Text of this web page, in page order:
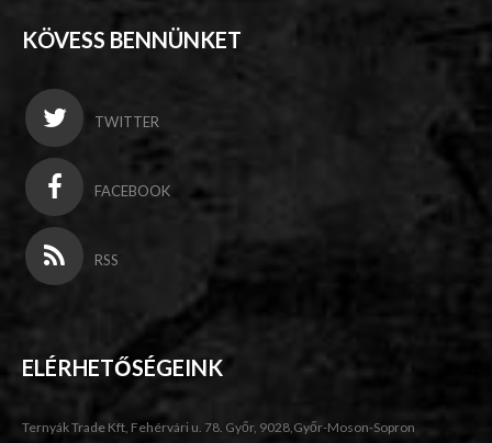
KÖVESS BENNÜNKET
TWITTER
FACEBOOK
RSS
ELÉRHETŐSÉGEINK
Ternyák Trade Kft, Fehérvári u. 78. Győr, 9028,Győr-Moson-Sopron